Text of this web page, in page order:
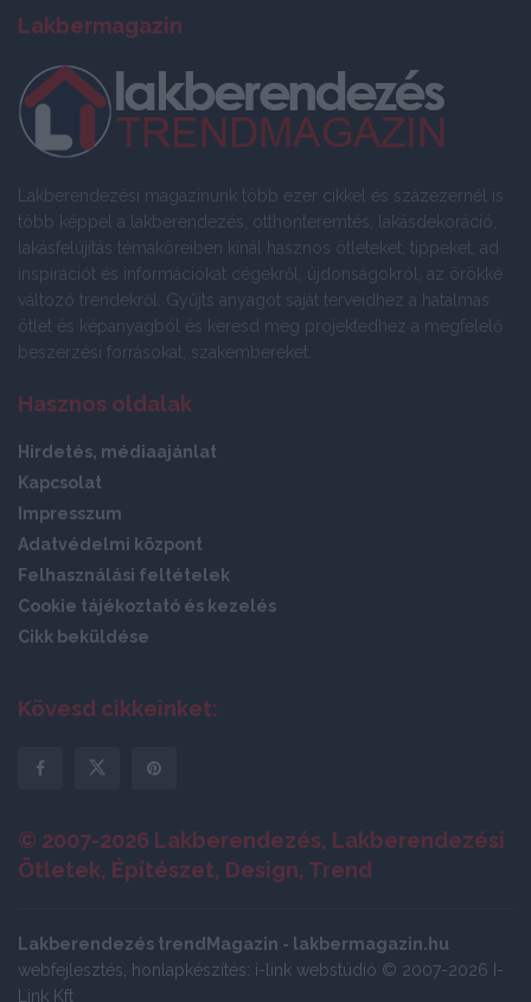
Lakbermagazin
Lakberendezési magazinunk több ezer cikkel és százezernél is
több képpel a lakberendezés, otthonteremtés, lakásdekoráció,
lakásfelújítás témaköreiben kínál hasznos ötleteket, tippeket, ad
inspirációt és információkat cégekről, újdonságokról, az örökké
változó trendekről. Gyűjts anyagot saját terveidhez a hatalmas
ötlet és képanyagból és keresd meg projektedhez a megfelelő
beszerzési forrásokat, szakembereket.
Hasznos oldalak
Hirdetés, médiaajánlat
Kapcsolat
Impresszum
Adatvédelmi központ
Felhasználási feltételek
Cookie tájékoztató és kezelés
Cikk beküldése
Kövesd cikkeinket:
© 2007-2026 Lakberendezés, Lakberendezési
Ötletek, Építészet, Design, Trend
Lakberendezés trendMagazin - lakbermagazin.hu
webfejlesztés, honlapkészítés: i-link webstúdió © 2007-2026 I-
Link Kft